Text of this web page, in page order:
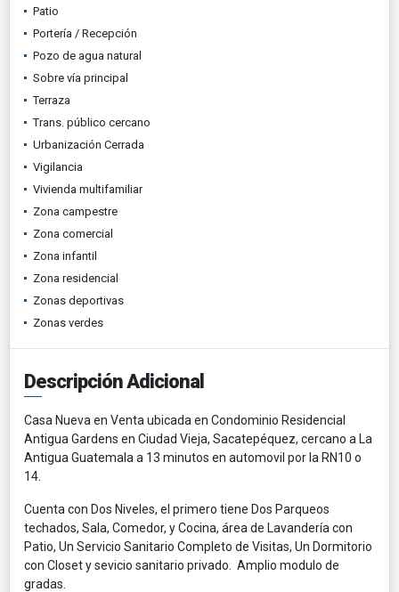
Patio
Portería / Recepción
Pozo de agua natural
Sobre vía principal
Terraza
Trans. público cercano
Urbanización Cerrada
Vigilancia
Vivienda multifamiliar
Zona campestre
Zona comercial
Zona infantil
Zona residencial
Zonas deportivas
Zonas verdes
Descripción Adicional
Casa Nueva en Venta ubicada en Condominio Residencial
Antigua Gardens en Ciudad Vieja, Sacatepéquez, cercano a La
Antigua Guatemala a 13 minutos en automovil por la RN10 o
14.
Cuenta con Dos Niveles, el primero tiene Dos Parqueos
techados, Sala, Comedor, y Cocina, área de Lavandería con
Patio, Un Servicio Sanitario Completo de Visitas, Un Dormitorio
con Closet y sevicio sanitario privado. Amplio modulo de
gradas.